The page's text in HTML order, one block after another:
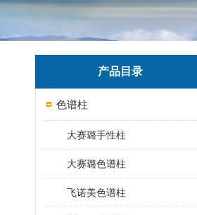
产品目录
色谱柱
大赛璐手性柱
大赛璐色谱柱
飞诺美色谱柱